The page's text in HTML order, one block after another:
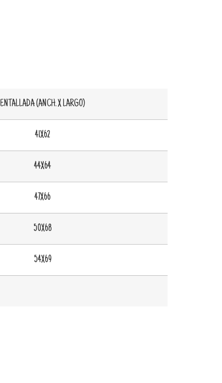
ENTALLADA (ANCH. X LARGO)
41X62
44X64
47X66
50X68
54X69